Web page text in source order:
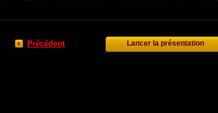
Précédent Lancer la présentation